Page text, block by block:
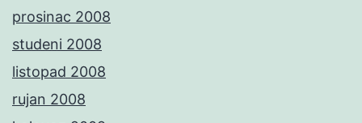
prosinac 2008
studeni 2008
listopad 2008
rujan 2008